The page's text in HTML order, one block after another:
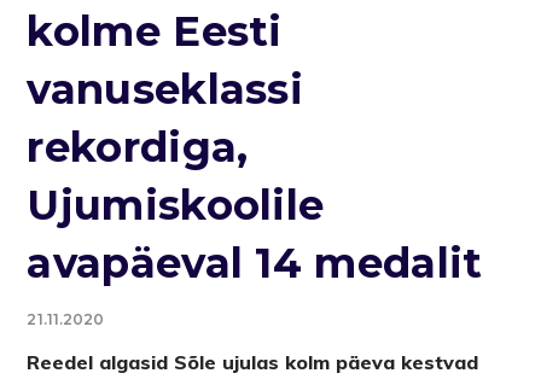
kolme Eesti
vanuseklassi
rekordiga,
Ujumiskoolile
avapäeval 14 medalit
21.11.2020
Reedel algasid Sõle ujulas kolm päeva kestvad